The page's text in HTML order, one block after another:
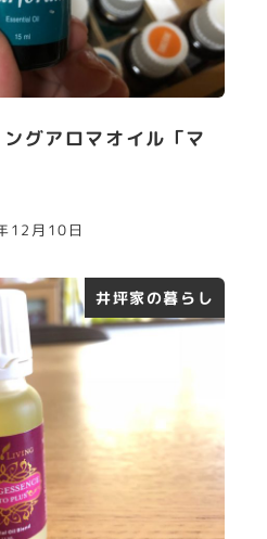
グアロマオイル「マ
12月10日
井坪家の暮らし